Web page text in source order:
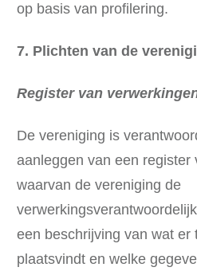
op basis van profilering.
7. Plichten van de
Register van
De vereniging is
aanleggen van een register
waarvan de vereniging de
een beschrijving van wat er
plaatsvindt en welke